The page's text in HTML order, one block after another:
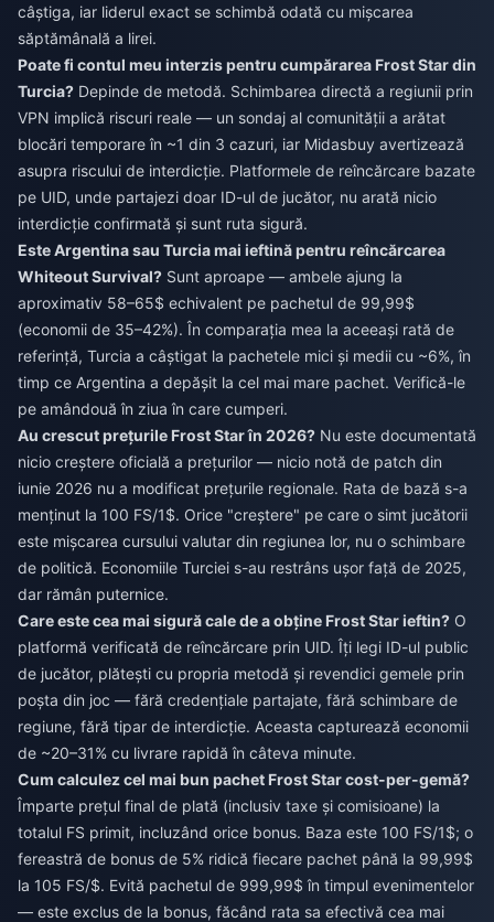
câștiga, iar liderul exact se schimbă odată cu mișcarea
săptămânală a lirei.
Poate fi contul meu interzis pentru cumpărarea Frost Star din
Turcia? Depinde de metodă. Schimbarea directă a regiunii prin
VPN implică riscuri reale — un sondaj al comunității a arătat
blocări temporare în ~1 din 3 cazuri, iar Midasbuy avertizează
asupra riscului de interdicție. Platformele de reîncărcare bazate
pe UID, unde partajezi doar ID-ul de jucător, nu arată nicio
interdicție confirmată și sunt ruta sigură.
Este Argentina sau Turcia mai ieftină pentru reîncărcarea
Whiteout Survival? Sunt aproape — ambele ajung la
aproximativ 58–65$ echivalent pe pachetul de 99,99$
(economii de 35–42%). În comparația mea la aceeași rată de
referință, Turcia a câștigat la pachetele mici și medii cu ~6%, în
timp ce Argentina a depășit la cel mai mare pachet. Verifică-le
pe amândouă în ziua în care cumperi.
Au crescut prețurile Frost Star în 2026? Nu este documentată
nicio creștere oficială a prețurilor — nicio notă de patch din
iunie 2026 nu a modificat prețurile regionale. Rata de bază s-a
menținut la 100 FS/1$. Orice "creștere" pe care o simt jucătorii
este mișcarea cursului valutar din regiunea lor, nu o schimbare
de politică. Economiile Turciei s-au restrâns ușor față de 2025,
dar rămân puternice.
Care este cea mai sigură cale de a obține Frost Star ieftin? O
platformă verificată de reîncărcare prin UID. Îți legi ID-ul public
de jucător, plătești cu propria metodă și revendici gemele prin
poșta din joc — fără credențiale partajate, fără schimbare de
regiune, fără tipar de interdicție. Aceasta capturează economii
de ~20–31% cu livrare rapidă în câteva minute.
Cum calculez cel mai bun pachet Frost Star cost-per-gemă?
Împarte prețul final de plată (inclusiv taxe și comisioane) la
totalul FS primit, incluzând orice bonus. Baza este 100 FS/1$; o
fereastră de bonus de 5% ridică fiecare pachet până la 99,99$
la 105 FS/$. Evită pachetul de 999,99$ în timpul evenimentelor
— este exclus de la bonus, făcând rata sa efectivă cea mai